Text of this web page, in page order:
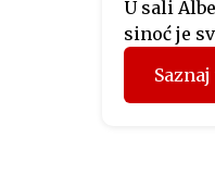
U sali
sinoć je